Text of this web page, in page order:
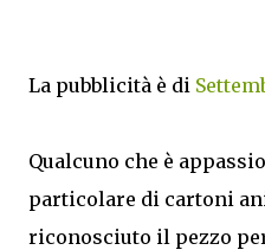
La pubblicità è di
Qualcuno che è
particolare di cartoni
riconosciuto il pezzo